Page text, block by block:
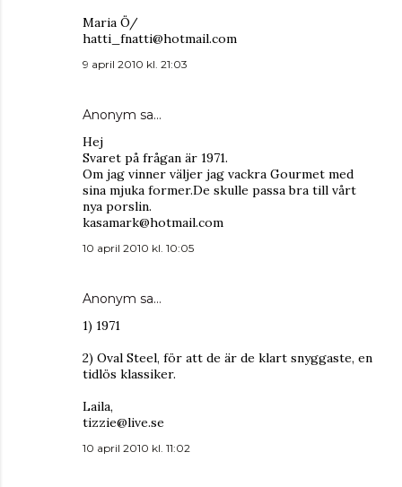
Maria Ö/
hatti_fnatti@hotmail.com
9 april 2010 kl. 21:03
Anonym sa…
Hej
Svaret på frågan är 1971.
Om jag vinner väljer jag vackra Gourmet med
sina mjuka former.De skulle passa bra till vårt
nya porslin.
kasamark@hotmail.com
10 april 2010 kl. 10:05
Anonym sa…
1) 1971
2) Oval Steel, för att de är de klart snyggaste, en
tidlös klassiker.
Laila,
tizzie@live.se
10 april 2010 kl. 11:02